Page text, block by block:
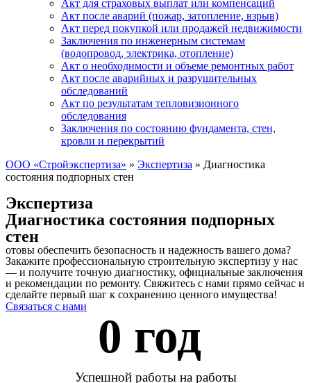
Акт для страховых выплат или компенсаций
Акт после аварий (пожар, затопление, взрыв)
Акт перед покупкой или продажей недвижимости
Заключения по инженерным системам
(водопровод, электрика, отопление)
Акт о необходимости и объеме ремонтных работ
Акт после аварийных и разрушительных
обследований
Акт по результатам тепловизионного
обследования
Заключения по состоянию фундамента, стен,
кровли и перекрытий
ООО «Стройэкспертиза» » Экспертиза » Диагностика
состояния подпорных стен
Экспертиза
Диагностика состояния подпорных
стен
отовы обеспечить безопасность и надежность вашего дома?
Закажите профессиональную строительную экспертизу у нас
— и получите точную диагностику, официальные заключения
и рекомендации по ремонту. Свяжитесь с нами прямо сейчас и
сделайте первый шаг к сохранению ценного имущества!
Связаться с нами
0 год
Успешной работы на работы